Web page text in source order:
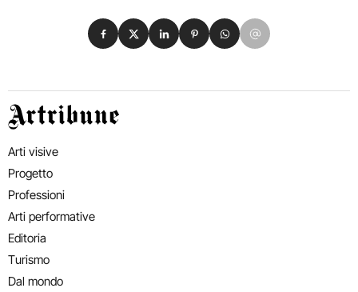
Condividi su Facebook
Condividi su X
Condividi su LinkedIn
Condividi su Pinterest
Condividi su WhatsApp
Condividi su Email
Artribune
Arti visive
Progetto
Professioni
Arti performative
Editoria
Turismo
Dal mondo